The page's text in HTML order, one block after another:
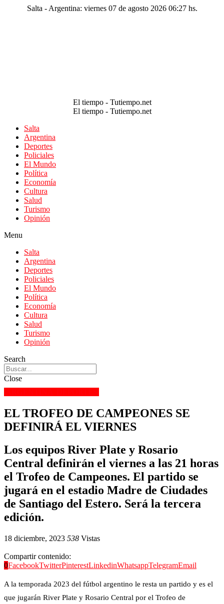
Salta - Argentina: viernes 07 de agosto 2026 06:27 hs.
El tiempo - Tutiempo.net
El tiempo - Tutiempo.net
Salta
Argentina
Deportes
Policiales
El Mundo
Política
Economía
Cultura
Salud
Turismo
Opinión
Menu
Salta
Argentina
Deportes
Policiales
El Mundo
Política
Economía
Cultura
Salud
Turismo
Opinión
Search
Close
EL TROFEO DE CAMPEONES SE
DEFINIRÁ EL VIERNES
Los equipos River Plate y Rosario
Central definirán el viernes a las 21 horas
el Trofeo de Campeones. El partido se
jugará en el estadio Madre de Ciudades
de Santiago del Estero. Será la tercera
edición.
18 diciembre, 2023 538 Vistas
Compartir contenido:
0FacebookTwitterPinterestLinkedinWhatsappTelegramEmail
A la temporada 2023 del fútbol argentino le resta un partido y es el
que jugarán River Plate y Rosario Central por el Trofeo de